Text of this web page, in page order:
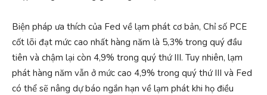
Biện pháp ưa thích của Fed về lạm phát cơ bản, Chỉ số PCE
cốt lõi đạt mức cao nhất hàng năm là 5,3% trong quý đầu
tiên và chậm lại còn 4,9% trong quý thứ III. Tuy nhiên, lạm
phát hàng năm vẫn ở mức cao 4,9% trong quý thứ III và Fed
có thể sẽ nâng dự báo ngắn hạn về lạm phát khi họ điều